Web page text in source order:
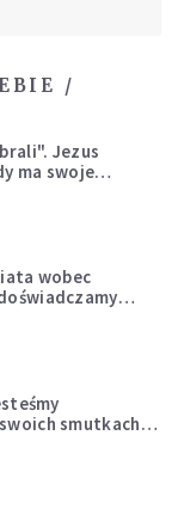
/
Jezus
ma swoje
wobec
smutkach?